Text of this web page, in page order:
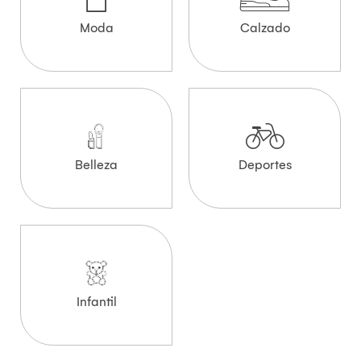
Moda Calzado
Belleza Deportes
Infantil